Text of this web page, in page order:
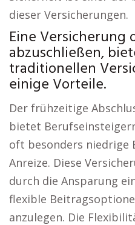
dieser Versicherungen.
Eine Versicherung
abzuschließen,
traditionellen
einige Vorteile.
Der frühzeitige
bietet
oft besonders niedrige
Anreize. Diese
durch die Ansparung
flexible
anzulegen. Die